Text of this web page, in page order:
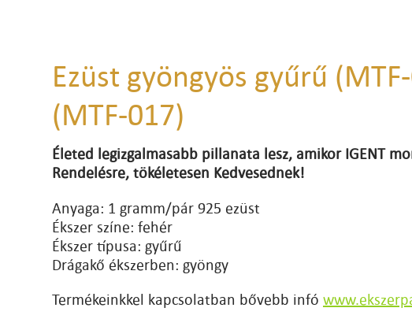
Ezüst gyöngyös gyűrű
(MTF-017)
Életed legizgalmasabb pillanata lesz, amikor IGENT
Rendelésre, tökéletesen Kedvesednek!
Anyaga: 1 gramm/pár 925 ezüst
Ékszer színe: fehér
Ékszer típusa: gyűrű
Drágakő ékszerben: gyöngy
Termékeinkkel kapcsolatban bővebb infó